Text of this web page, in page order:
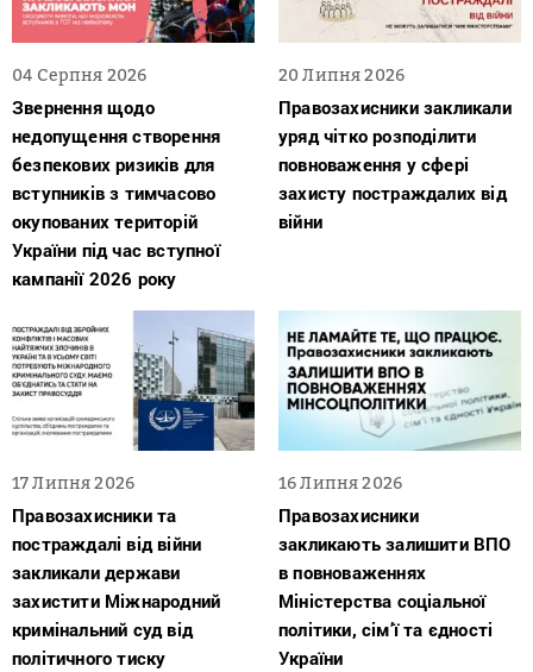
04 Серпня 2026
Звернення щодо
недопущення створення
безпекових ризиків для
вступників з тимчасово
окупованих територій
України під час вступної
кампанії 2026 року
20 Липня 2026
Правозахисники закликали
уряд чітко розподілити
повноваження у сфері
захисту постраждалих від
війни
17 Липня 2026
Правозахисники та
постраждалі від війни
закликали держави
захистити Міжнародний
кримінальний суд від
політичного тиску
16 Липня 2026
Правозахисники
закликають залишити ВПО
в повноваженнях
Міністерства соціальної
політики, сім’ї та єдності
України